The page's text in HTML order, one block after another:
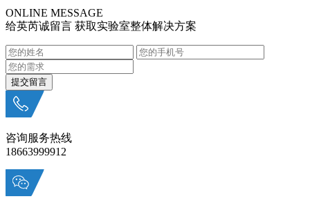
ONLINE MESSAGE
给英芮诚留言 获取实验室整体解决方案
咨询服务热线
18663999912